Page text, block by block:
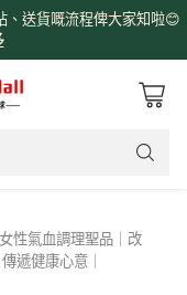
、送貨嘅流程俾大家知啦😊
性氣血調理聖品｜改
遞健康心意｜